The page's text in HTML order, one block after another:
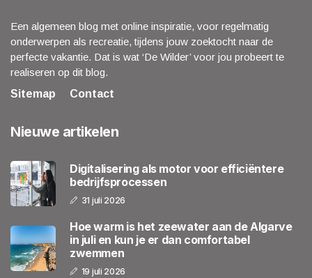
Een algemeen blog met online inspiratie, voor regelmatig
onderwerpen als recreatie, tijdens jouw zoektocht naar de
perfecte vakantie. Dat is wat ‘De Wilder’ voor jou probeert te
realiseren op dit blog.
Sitemap
Contact
Nieuwe artikelen
Digitalisering als motor voor efficiëntere
bedrijfsprocessen
31 juli 2026
Hoe warm is het zeewater aan de Algarve
in juli en kun je er dan comfortabel
zwemmen
19 juli 2026